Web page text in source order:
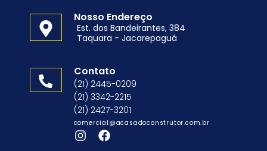
Nosso Endereço
Est. dos Bandeirantes, 384
Taquara - Jacarepaguá
Contato
(21) 2445-0209
(21) 3342-2215
(21) 2427-3201
comercial@acasadoconstrutor.com.br